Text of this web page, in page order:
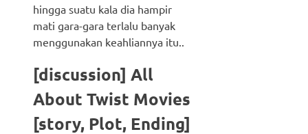
hingga suatu kala dia hampir
mati gara-gara terlalu banyak
menggunakan keahliannya itu..
[discussion] All
About Twist Movies
[story, Plot, Ending]